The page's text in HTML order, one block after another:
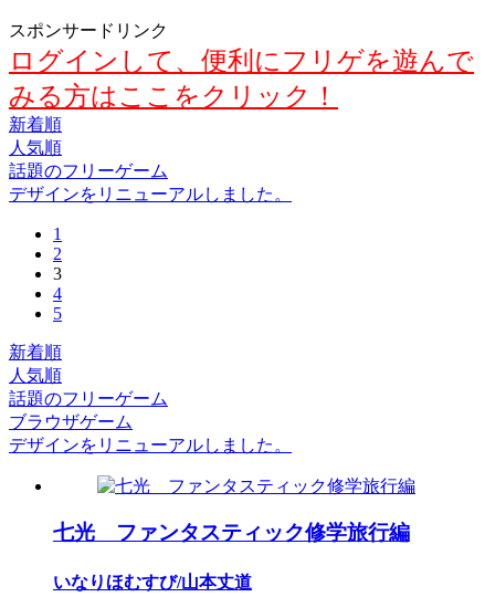
スポンサードリンク
ログインして、便利にフリゲを遊んで
みる方はここをクリック！
新着順
人気順
話題のフリーゲーム
デザインをリニューアルしました。
1
2
3
4
5
新着順
人気順
話題のフリーゲーム
ブラウザゲーム
デザインをリニューアルしました。
七光 ファンタスティック修学旅行編
いなりほむすび/山本丈道